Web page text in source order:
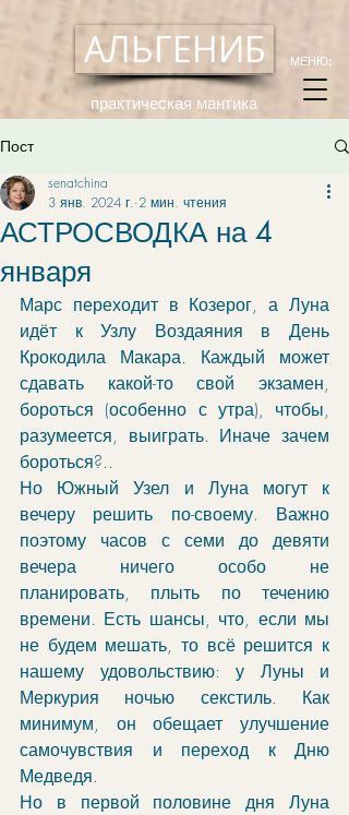
АЛЬГЕНИБ
практическая мантика
МЕНЮ:
Пост
АСТРОСВОДКА на 4
января
senatchina
3 янв. 2024 г. 2 мин. чтения
Марс переходит в Козерог, а Луна
идёт к Узлу Воздаяния в День
Крокодила Макара. Каждый может
сдавать какой-то свой экзамен,
бороться (особенно с утра), чтобы,
разумеется, выиграть. Иначе зачем
бороться?..
Но Южный Узел и Луна могут к
вечеру решить по-своему. Важно
поэтому часов с семи до девяти
вечера ничего особо не
планировать, плыть по течению
времени. Есть шансы, что, если мы
не будем мешать, то всё решится к
нашему удовольствию: у Луны и
Меркурия ночью секстиль. Как
минимум, он обещает улучшение
самочувствия и переход к Дню
Медведя.
Но в первой половине дня Луна